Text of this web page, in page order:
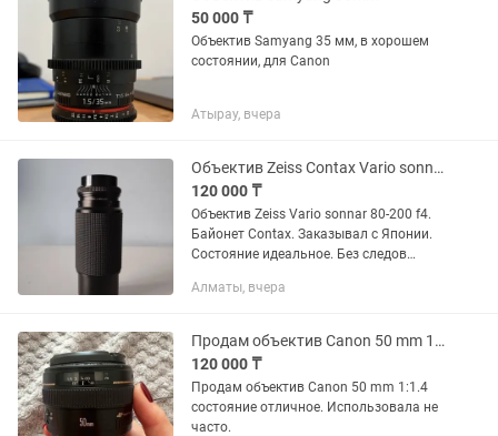
50 000 ₸
Объектив Samyang 35 мм, в хорошем
состоянии, для Canon
Атырау, вчера
Объектив Zeiss Contax Vario sonnar 80-200 f4.
120 000 ₸
Объектив Zeiss Vario sonnar 80-200 f4.
Байонет Contax. Заказывал с Японии.
Состояние идеальное. Без следов
Продаю так как не пользуюсь. Только
Алматы, вчера
Продам объектив Canon 50 mm 1-1,4.
120 000 ₸
Продам объектив Canon 50 mm 1:1.4
состояние отличное. Использовала не
часто.